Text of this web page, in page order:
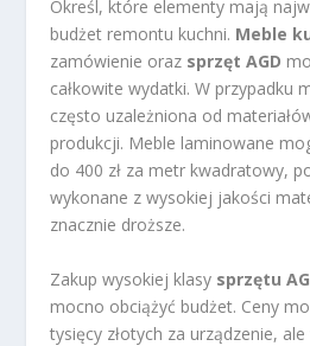
Określ, które elementy mają
budżet remontu kuchni. Meble
zamówienie oraz sprzęt AGD
całkowite wydatki. W przypadku
często uzależniona od
produkcji. Meble laminowane
do 400 zł za metr kwadratowy,
wykonane z wysokiej jakości
znacznie droższe.
Zakup wysokiej klasy sprzętu
mocno obciążyć budżet. Ceny
tysięcy złotych za urządzenie,